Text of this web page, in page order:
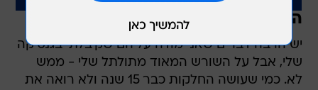
החלקת חימר ברזילאית
יש הרבה דברים שאני מודה עליהם שקיבלתי בגנטיקה
שלי, אבל על השורש המאוד מתולתל שלי - ממש
לא. כמי שעושה החלקות כבר 15 שנה ולא רואה את